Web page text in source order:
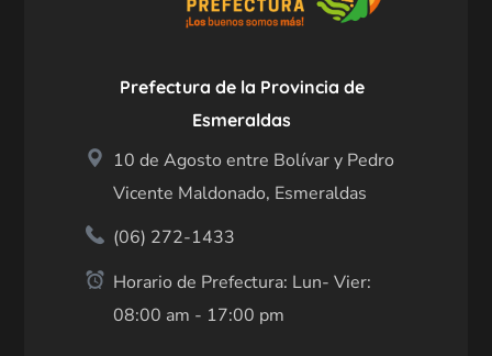
Prefectura de la Provincia de
Esmeraldas
10 de Agosto entre Bolívar y Pedro
Vicente Maldonado, Esmeraldas
(06) 272-1433
Horario de Prefectura: Lun- Vier:
08:00 am - 17:00 pm